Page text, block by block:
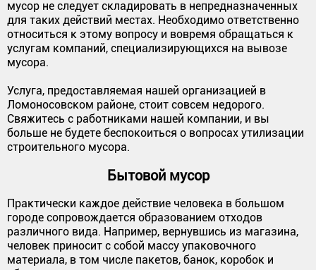
мусор не следует складировать в непредназначенных
для таких действий местах. Необходимо ответственно
относиться к этому вопросу и вовремя обращаться к
услугам компаний, специализирующихся на вывозе
мусора.
Услуга, предоставляемая нашей организацией в
Ломоносовском районе, стоит совсем недорого.
Свяжитесь с работниками нашей компании, и вы
больше не будете беспокоиться о вопросах утилизации
строительного мусора.
Бытовой мусор
Практически каждое действие человека в большом
городе сопровождается образованием отходов
различного вида. Например, вернувшись из магазина,
человек приносит с собой массу упаковочного
материала, в том числе пакетов, банок, коробок и